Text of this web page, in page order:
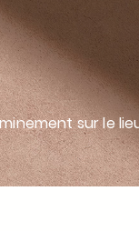
sur le